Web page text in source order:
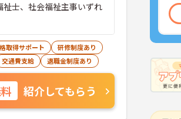
士、社会福祉主事いずれ
取得サポート
研修制度あり
交通費支給 退職金制度あり
紹介してもらう